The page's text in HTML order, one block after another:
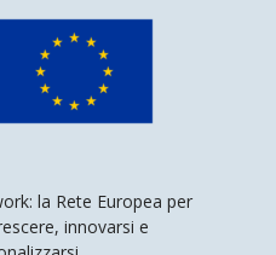
la Rete Europea per
innovarsi e